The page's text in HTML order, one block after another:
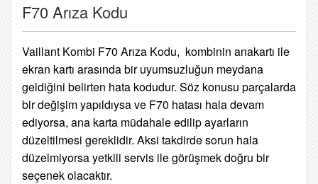
F70 Arıza Kodu
Vaillant Kombi F70 Arıza Kodu, kombinin anakartı ile
ekran kartı arasında bir uyumsuzluğun meydana
geldiğini belirten hata kodudur. Söz konusu parçalarda
bir değişim yapıldıysa ve F70 hatası hala devam
ediyorsa, ana karta müdahale edilip ayarların
düzeltilmesi gereklidir. Aksi takdirde sorun hala
düzelmiyorsa yetkili servis ile görüşmek doğru bir
seçenek olacaktır.